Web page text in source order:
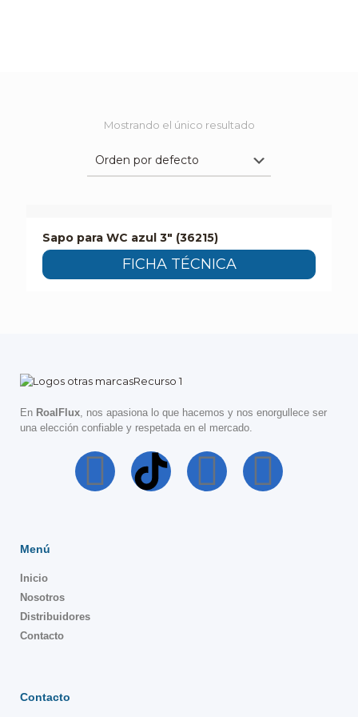
Mostrando el único resultado
Sapo para WC azul 3″ (36215)
FICHA TÉCNICA
En RoalFlux, nos apasiona lo que hacemos y nos enorgullece ser
una elección confiable y respetada en el mercado.
Menú
Inicio
Nosotros
Distribuidores
Contacto
Contacto